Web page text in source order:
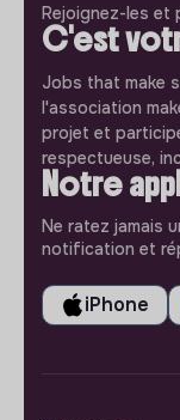
Rejoignez-les et
C'est
Jobs that make
l'association
projet et
respectueuse,
Notre
Ne ratez jamais
notification et
iPhone